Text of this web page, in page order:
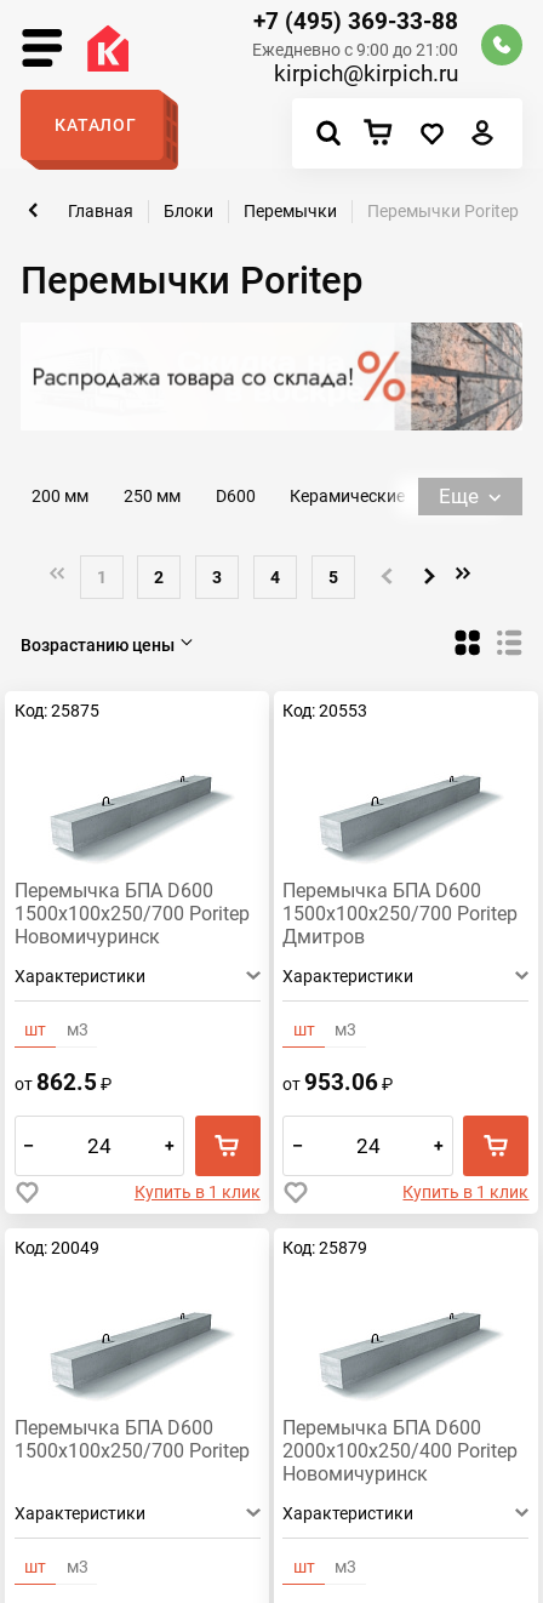
+7 (495) 369-33-88
Ежедневно с 9:00 до 21:00
kirpich@kirpich.ru
КАТАЛОГ
Перемычки Poritep
Главная Блоки Перемычки Перемычки Poritep
200 мм 250 мм D600
Керамические
Porotherm/ Wienerberger
Poritep
Еще
1 2 3 4 5
Возрастанию цены
Код: 25875
Перемычка БПА D600
1500х100х250/700 Poritep
Новомичуринск
Характеристики
шт м3
от 862.5 ₽
– +
Купить в 1 клик
Код: 20553
Перемычка БПА D600
1500х100х250/700 Poritep
Дмитров
Характеристики
шт м3
от953.06₽
– +
Купить в 1 клик
Код: 20049
Перемычка БПА D600
1500х100х250/700 Poritep
Характеристики
шт м3
Код: 25879
Перемычка БПА D600
2000х100х250/400 Poritep
Новомичуринск
Характеристики
шт м3